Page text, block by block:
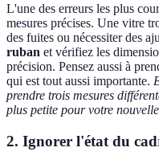
L'une des erreurs les plus
mesures précises. Une vitre
des fuites ou nécessiter des
ruban et vérifiez les
précision. Pensez aussi à
qui est tout aussi importante.
prendre trois mesures
plus petite pour votre
2. Ignorer l'état du